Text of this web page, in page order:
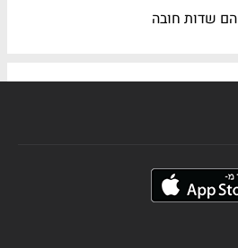
הם שדות חובה